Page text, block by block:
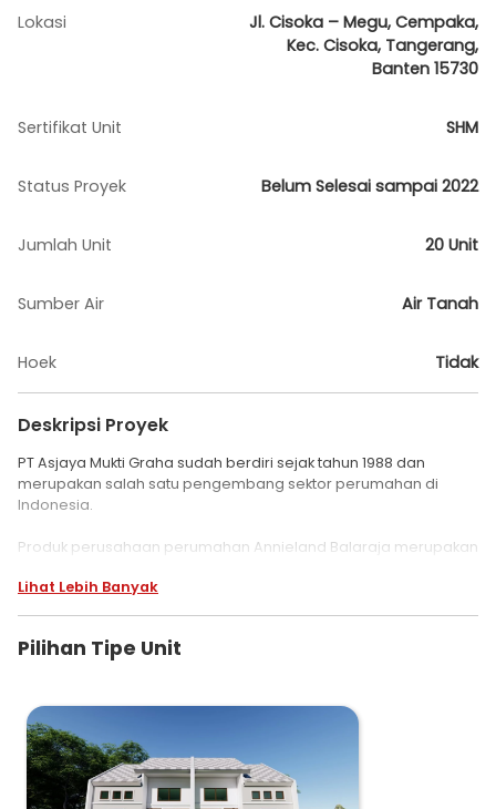
Lokasi
Jl. Cisoka – Megu, Cempaka,
Kec. Cisoka, Tangerang,
Banten 15730
Sertifikat Unit SHM
Status Proyek Belum Selesai sampai 2022
Jumlah Unit 20 Unit
Sumber Air Air Tanah
Hoek Tidak
Deskripsi Proyek
PT Asjaya Mukti Graha sudah berdiri sejak tahun 1988 dan
merupakan salah satu pengembang sektor perumahan di
Indonesia.
Produk perusahaan perumahan Annieland Balaraja merupakan
Tangerang.
hunian yang bermutu, nyaman dan terjangkau karena kualitas
Perumahan Subsidi Annieland Balaraja
merupakan perumahan subsidi dengan double dinding
menggunakan struktur bangunan yang kokoh.
Lihat Lebih Banyak
Pilihan Tipe Unit